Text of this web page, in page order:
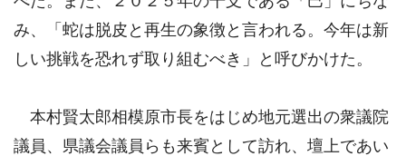
み、「蛇は脱皮と再生の象徴と言われる。今年は新
しい挑戦を恐れず取り組むべき」と呼びかけた。
本村賢太郎相模原市長をはじめ地元選出の衆議院
議員、県議会議員らも来賓として訪れ、壇上であい